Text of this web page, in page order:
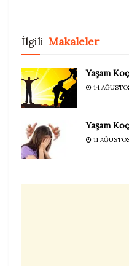
İlgili Makaleler
Yaşam
14
Yaşam
11